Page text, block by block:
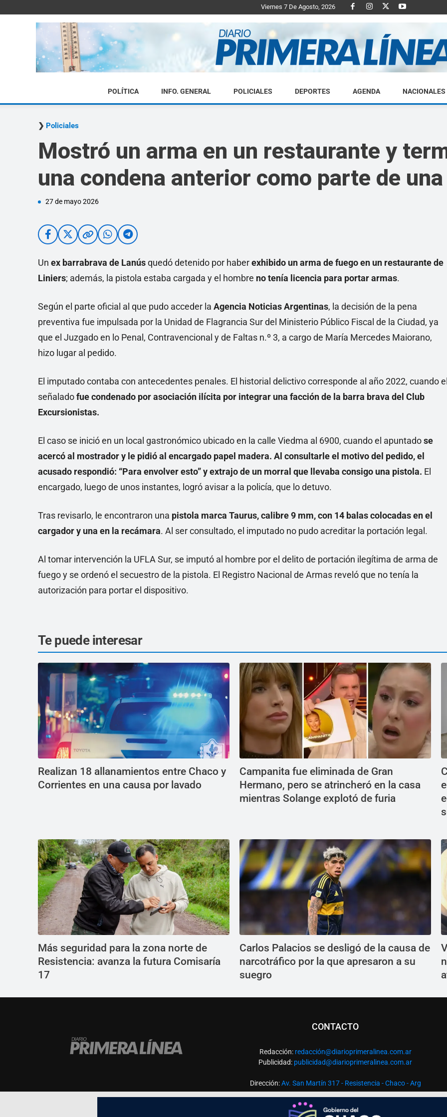
Viernes 7 De Agosto, 2026
Diario
Primera
POLÍTICA INFO. GENERAL POLICIALES DEPORTES AGENDA NACIONALES
Policiales
Mostró un arma en un restaurante y
una condena anterior como parte de
27 de mayo 2026
Un ex barrabrava de Lanúsquedó detenido por haberexhibido un arma de fuego en un restaurante de
Liniers; además, la pistola estaba cargada y el hombre no tenía licencia para portar armas.
Según el parte oficial al que pudo acceder la Agencia Noticias Argentinas, la decisión de la pena
preventiva fue impulsada por la Unidad de Flagrancia Sur del Ministerio Público Fiscal de la Ciudad, ya
que el Juzgado en lo Penal, Contravencional y de Faltas n.º 3, a cargo de María Mercedes Maiorano,
hizo lugar al pedido.
El imputado contaba con antecedentes penales. El historial delictivo corresponde al año 2022, cuando
señaladofue condenado por asociación ilícita por integrar una facción de la barra brava del Club
Excursionistas.
El caso se inició en un local gastronómico ubicado en la calle Viedma al 6900, cuando el apuntadose
acercó al mostrador y le pidió al encargado papel madera. Al consultarle el motivo del pedido, el
acusado respondió: “Para envolver esto” y extrajo de un morral que llevaba consigo una pistola. El
encargado, luego de unos instantes, logró avisar a la policía, que lo detuvo.
Tras revisarlo, le encontraron una pistola marca Taurus, calibre 9 mm, con 14 balas colocadas en el
cargador y una en la recámara. Al ser consultado, el imputado no pudo acreditar la portación legal.
Al tomar intervención la UFLA Sur, se imputó al hombre por el delito de portación ilegítima de arma de
fuego y se ordenó el secuestro de la pistola. El Registro Nacional de Armas reveló que no tenía la
autorización para portar el dispositivo.
Te puede interesar
Realizan 18 allanamientos entre Chaco y
Corrientes en una causa por lavado
Campanita fue eliminada de Gran
Hermano, pero se atrincheró en la casa
mientras Solange explotó de furia
Más seguridad para la zona norte de
Resistencia: avanza la futura Comisaría
17
Carlos Palacios se desligó de la causa de
narcotráfico por la que apresaron a su
suegro
CONTACTO
Redacción: redacción@diarioprimeralinea.com.ar
Publicidad: publicidad@diarioprimeralinea.com.ar
Dirección:Av. San Martín 317 - Resistencia - Chaco - Arg
Todos los derechos reservados ©